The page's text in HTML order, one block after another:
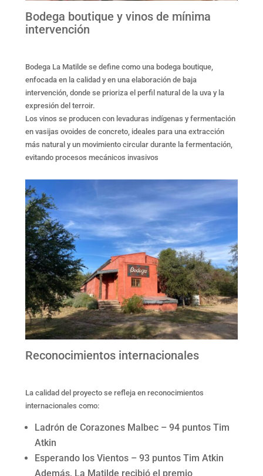
Bodega boutique y vinos de mínima
intervención
Bodega La Matilde se define como una bodega boutique,
enfocada en la calidad y en una elaboración de baja
intervención, donde se prioriza el perfil natural de la uva y la
expresión del terroir.
Los vinos se producen con levaduras indígenas y fermentación
en vasijas ovoides de concreto, ideales para una extracción
más natural y un movimiento circular durante la fermentación,
evitando procesos mecánicos invasivos
Reconocimientos internacionales
La calidad del proyecto se refleja en reconocimientos
internacionales como:
Ladrón de Corazones Malbec – 94 puntos Tim
Atkin
Esperando los Vientos – 93 puntos Tim Atkin
Además, La Matilde recibió el premio